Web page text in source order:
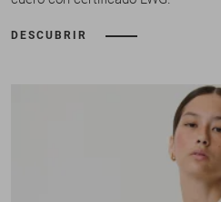
DESCUBRIR